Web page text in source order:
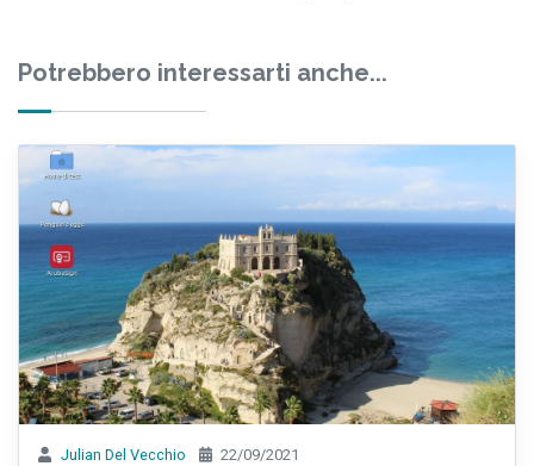
Potrebbero interessarti anche...
Julian Del Vecchio 22/09/2021